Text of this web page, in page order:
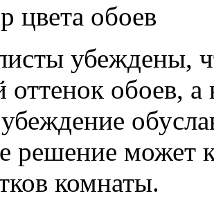
цвета обоев
убеждены,
оттенок обоев, а
решение может
комнаты.